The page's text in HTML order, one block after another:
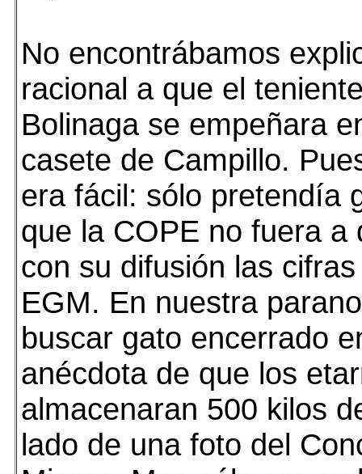
No encontrábamos
racional a que el
Bolinaga se empeñara
casete de Campillo.
era fácil: sólo pretendía
que la COPE no fuera a
con su difusión las
EGM. En nuestra
buscar gato encerrado
anécdota de que los
almacenaran 500 kilos
lado de una foto del